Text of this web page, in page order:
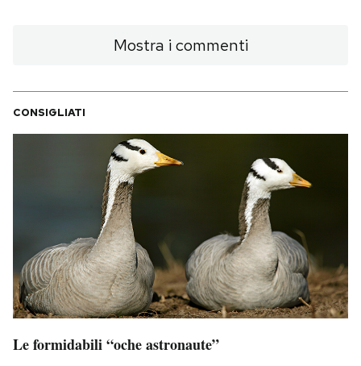
Mostra i commenti
CONSIGLIATI
Le formidabili “oche astronaute”